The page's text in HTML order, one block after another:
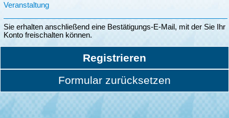
Veranstaltung
Sie erhalten anschließend eine Bestätigungs-E-Mail, mit der Sie Ihr
Konto freischalten können.
Registrieren
Formular zurücksetzen